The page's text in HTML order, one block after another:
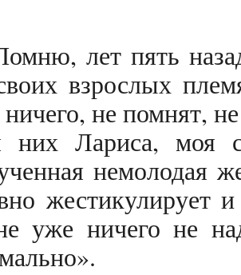
лет пять
взрослых
не помнят,
них Лариса, моя
немолодая
жестикулирует
уже ничего не